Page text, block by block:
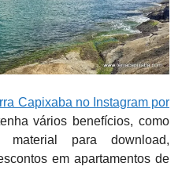
Capixaba no Instagram por
vários benefícios, como
material para download,
em apartamentos de